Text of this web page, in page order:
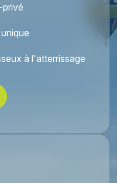
privé
à l'atterrissage